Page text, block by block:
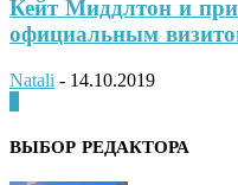
Кейт Миддлтон и
официальным
Natali - 14.10.2019
ВЫБОР РЕДАКТОРА